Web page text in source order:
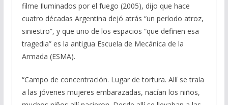
filme Iluminados por el fuego (2005), dijo que hace
cuatro décadas Argentina dejó atrás “un período atroz,
siniestro”, y que uno de los espacios “que definen esa
tragedia” es la antigua Escuela de Mecánica de la
Armada (ESMA).
“Campo de concentración. Lugar de tortura. Allí se traía
a las jóvenes mujeres embarazadas, nacían los niños,